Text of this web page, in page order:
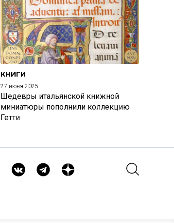
КНИГИ
27 июня 2025
Шедевры итальянской книжной
миниатюры пополнили коллекцию
Гетти